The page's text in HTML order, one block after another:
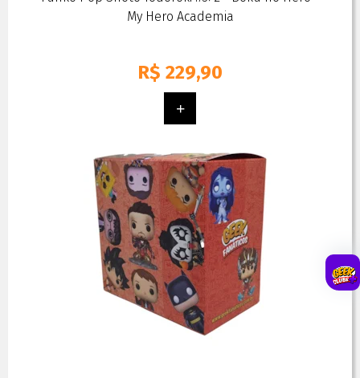
My Hero Academia
R$ 229,90